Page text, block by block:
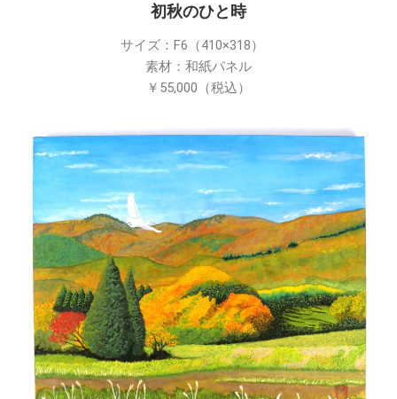
初秋のひと時
サイズ：F6（410×318）
素材：和紙パネル
￥55,000（税込）